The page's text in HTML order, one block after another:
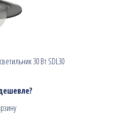
30 Вт SDL30